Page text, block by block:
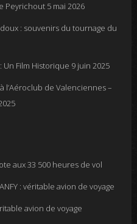
Peyrichout 5 mai 2026
: souvenirs du tournage du
Film Historique 9 juin 2025
l’Aéroclub de Valenciennes –
aux 33 500 heures de vol
: véritable avion de voyage
avion de voyage